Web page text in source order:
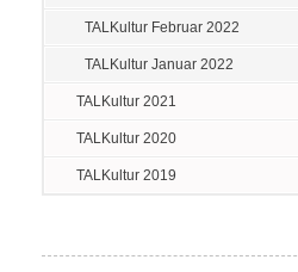
TALKultur Februar 2022
TALKultur Januar 2022
TALKultur 2021
TALKultur 2020
TALKultur 2019